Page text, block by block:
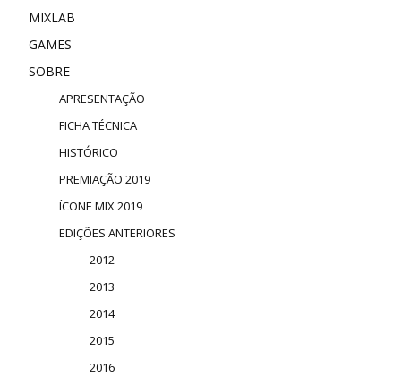
MIXLAB
GAMES
SOBRE
APRESENTAÇÃO
FICHA TÉCNICA
HISTÓRICO
PREMIAÇÃO 2019
ÍCONE MIX 2019
EDIÇÕES ANTERIORES
2012
2013
2014
2015
2016